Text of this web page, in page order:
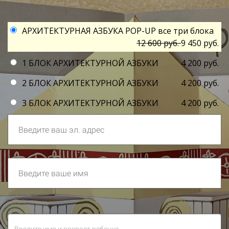
АРХИТЕКТУРНАЯ АЗБУКА POP-UP все три блока
12 600 руб.9 450 руб.
1 БЛОК АРХИТЕКТУРНОЙ АЗБУКИ
4 200 руб.
2 БЛОК АРХИТЕКТУРНОЙ АЗБУКИ
4 200 руб.
3 БЛОК АРХИТЕКТУРНОЙ АЗБУКИ
4 200 руб.